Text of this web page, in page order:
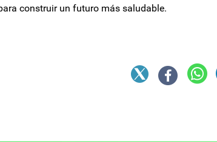
construir un futuro más saludable.